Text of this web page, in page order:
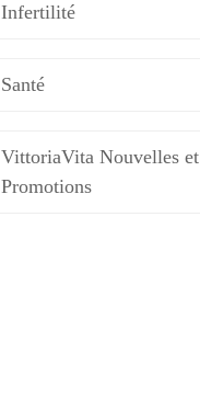
Infertilité
Santé
VittoriaVita Nouvelles et
Promotions